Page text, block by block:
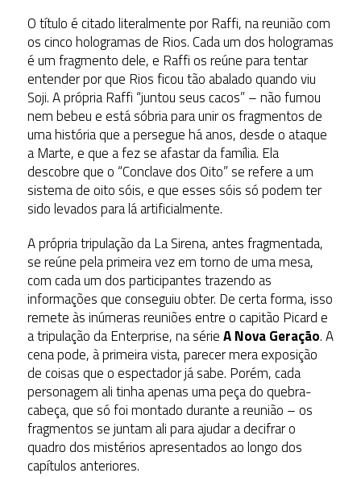
O título é citado literalmente por Raffi, na reunião com
os cinco hologramas de Rios. Cada um dos hologramas
é um fragmento dele, e Raffi os reúne para tentar
entender por que Rios ficou tão abalado quando viu
Soji. A própria Raffi “juntou seus cacos” – não fumou
nem bebeu e está sóbria para unir os fragmentos de
uma história que a persegue há anos, desde o ataque
a Marte, e que a fez se afastar da família. Ela
descobre que o “Conclave dos Oito” se refere a um
sistema de oito sóis, e que esses sóis só podem ter
sido levados para lá artificialmente.
A própria tripulação da La Sirena, antes fragmentada,
se reúne pela primeira vez em torno de uma mesa,
com cada um dos participantes trazendo as
informações que conseguiu obter. De certa forma, isso
remete às inúmeras reuniões entre o capitão Picard e
a tripulação da Enterprise, na sérieA Nova Geração. A
cena pode, à primeira vista, parecer mera exposição
de coisas que o espectador já sabe. Porém, cada
personagem ali tinha apenas uma peça do quebra-
cabeça, que só foi montado durante a reunião – os
fragmentos se juntam ali para ajudar a decifrar o
quadro dos mistérios apresentados ao longo dos
capítulos anteriores.